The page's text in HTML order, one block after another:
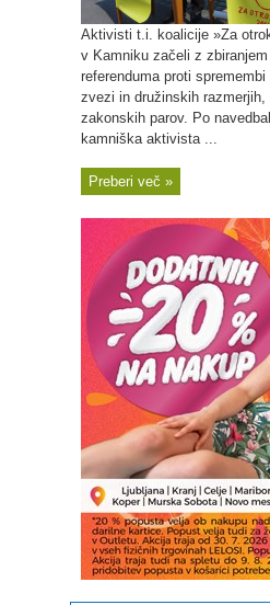
Aktivisti t.i. koalicije »Za
v Kamniku začeli z
referenduma proti
zvezi in družinskih
zakonskih parov. Po
kamniška aktivista ...
Preberi več »